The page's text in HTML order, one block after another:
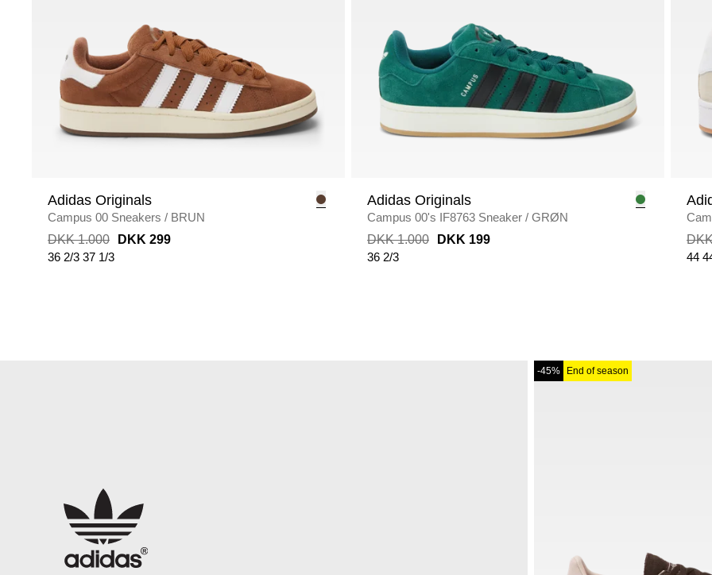
Adidas Originals
Campus 00 Sneakers / BRUN
DKK 1.000
DKK 299
36 2/3 37 1/3
Adidas Originals
Campus 00's IF8763 Sneaker / GRØN
DKK 1.000
DKK 199
36 2/3
44
-45% End of season